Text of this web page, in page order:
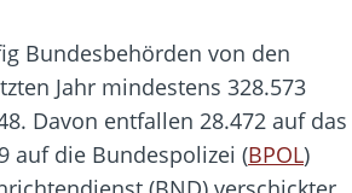
Bundesbehörden von den
Jahr mindestens 328.573
Davon entfallen 28.472 auf das
auf die Bundespolizei (BPOL)